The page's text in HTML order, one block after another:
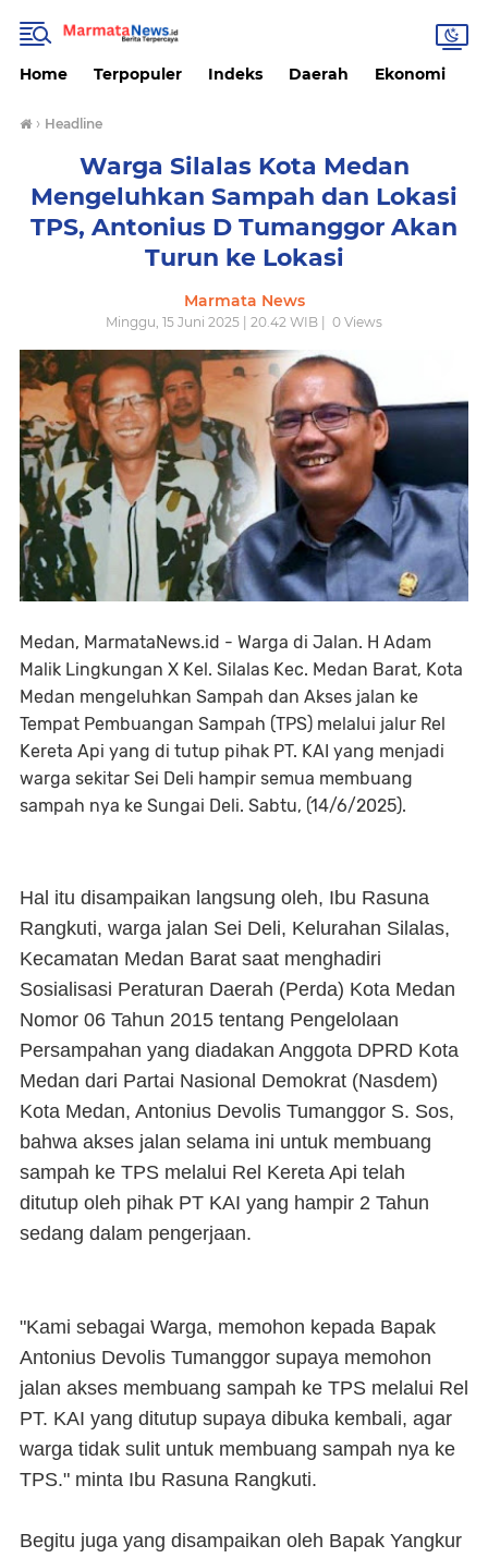
Home Terpopuler Indeks Daerah Ekonomi
› Headline
Warga Silalas Kota Medan
Mengeluhkan Sampah dan Lokasi
TPS, Antonius D Tumanggor Akan
Turun ke Lokasi
Marmata News
Minggu, 15 Juni 2025 | 20.42 WIB | 0 Views
Medan, MarmataNews.id - Warga di Jalan. H Adam
Malik Lingkungan X Kel. Silalas Kec. Medan Barat, Kota
Medan mengeluhkan Sampah dan Akses jalan ke
Tempat Pembuangan Sampah (TPS) melalui jalur Rel
Kereta Api yang di tutup pihak PT. KAI yang menjadi
warga sekitar Sei Deli hampir semua membuang
sampah nya ke Sungai Deli. Sabtu, (14/6/2025).
Hal itu disampaikan langsung oleh, Ibu Rasuna
Rangkuti, warga jalan Sei Deli, Kelurahan Silalas,
Kecamatan Medan Barat saat menghadiri
Sosialisasi Peraturan Daerah (Perda) Kota Medan
Nomor 06 Tahun 2015 tentang Pengelolaan
Persampahan yang diadakan Anggota DPRD Kota
Medan dari Partai Nasional Demokrat (Nasdem)
Kota Medan, Antonius Devolis Tumanggor S. Sos,
bahwa akses jalan selama ini untuk membuang
sampah ke TPS melalui Rel Kereta Api telah
ditutup oleh pihak PT KAI yang hampir 2 Tahun
sedang dalam pengerjaan.
"Kami sebagai Warga, memohon kepada Bapak
Antonius Devolis Tumanggor supaya memohon
jalan akses membuang sampah ke TPS melalui Rel
PT. KAI yang ditutup supaya dibuka kembali, agar
warga tidak sulit untuk membuang sampah nya ke
TPS." minta Ibu Rasuna Rangkuti.
Begitu juga yang disampaikan oleh Bapak Yangkur